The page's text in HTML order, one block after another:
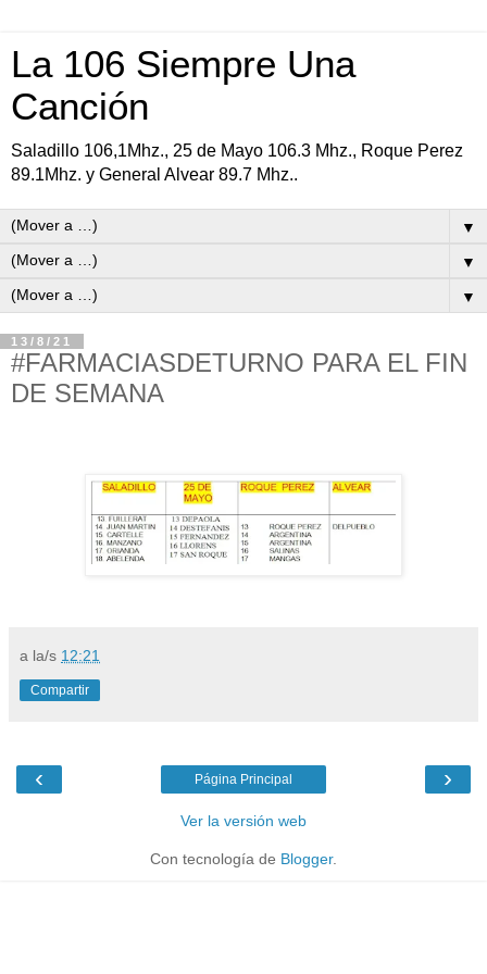
La 106 Siempre Una
Canción
Saladillo 106,1Mhz., 25 de Mayo 106.3 Mhz., Roque Perez
89.1Mhz. y General Alvear 89.7 Mhz..
▼
▼
▼
13/8/21
#FARMACIASDETURNO PARA EL FIN
DE SEMANA
a la/s 12:21
Compartir
‹ ›
Página Principal
Ver la versión web
Con tecnología de Blogger.